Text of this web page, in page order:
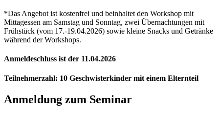
*Das Angebot ist kostenfrei und beinhaltet den Workshop mit
Mittagessen am Samstag und Sonntag, zwei Übernachtungen mit
Frühstück (vom 17.-19.04.2026) sowie kleine Snacks und Getränke
während der Workshops.
Anmeldeschluss ist der 11.04.2026
Teilnehmerzahl: 10 Geschwisterkinder mit einem Elternteil
Anmeldung zum Seminar